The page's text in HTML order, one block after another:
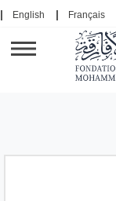
Français
English